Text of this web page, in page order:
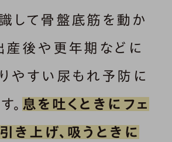
して骨盤底筋を動か
産後や更年期などに
やすい尿もれ予防に
。 息を吐くときにフェ
き上げ、吸うときに